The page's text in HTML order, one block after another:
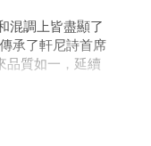
混調上皆盡顯了
承了軒尼詩首席
品質如一，延續